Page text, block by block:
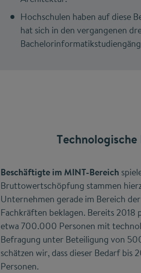
Hochschulen haben auf diese
hat sich in den vergangenen
Beschäftigte im MINT-Bereich
Bruttowertschöpfung stammen
Unternehmen gerade im Bereich
Fachkräften beklagen. Bereits
etwa 700.000 Personen mit
Befragung unter Beteiligung von
schätzen wir, dass dieser Bedarf
Personen.